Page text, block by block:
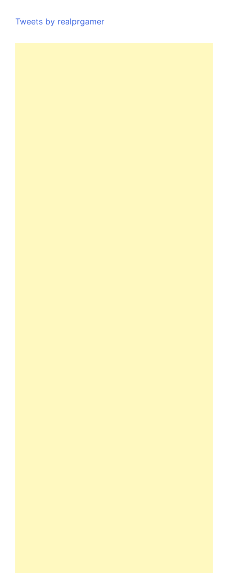
Tweets by realprgamer